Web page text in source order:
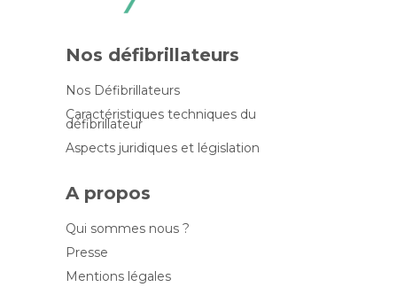
Nos défibrillateurs
Nos Défibrillateurs
Caractéristiques techniques du
défibrillateur
Aspects juridiques et législation
A propos
Qui sommes nous ?
Presse
Mentions légales